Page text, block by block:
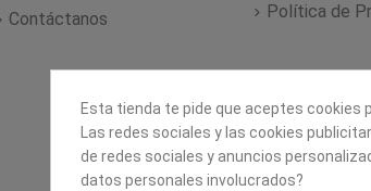
Contáctanos
Política de
Esta tienda te pide que aceptes cookies
Las redes sociales y las cookies
de redes sociales y anuncios
datos personales involucrados?